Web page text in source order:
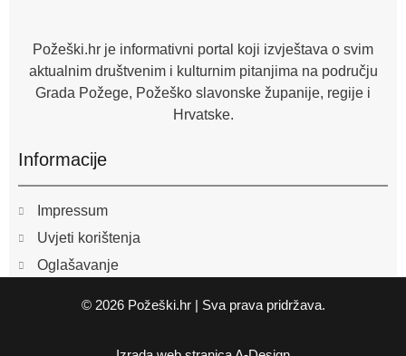
f
Požeški.hr je informativni portal koji izvještava o svim
aktualnim društvenim i kulturnim pitanjima na području
Grada Požege, Požeško slavonske županije, regije i
Hrvatske.
Informacije
Impressum
Uvjeti korištenja
Oglašavanje
© 2026 Požeški.hr | Sva prava pridržava.